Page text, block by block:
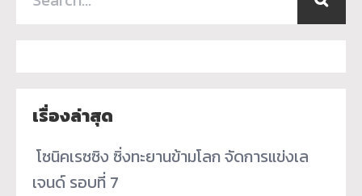
เรื่องล่าสุด
­ โซนิคเรซซิง ซิ่งทะยานข้ามโลก จัดการแข่งเล
เจนด์ รอบที่ 7